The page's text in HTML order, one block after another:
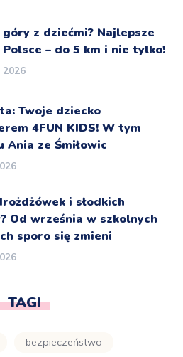
z dziećmi? Najlepsze
– do 5 km i nie tylko!
Twoje dziecko
4FUN KIDS! W tym
Ania ze Śmiłowic
i słodkich
Od września w szkolnych
sporo się zmieni
TAGI
bezpieczeństwo